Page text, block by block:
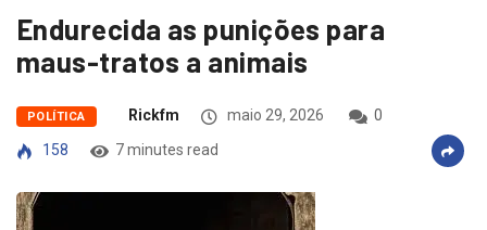
Endurecida as punições para
maus-tratos a animais
POLÍTICA Rickfm maio 29, 2026
0
158
7 minutes read